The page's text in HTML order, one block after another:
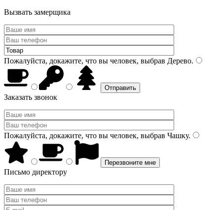
Вызвать замерщика
Пожалуйста, докажите, что вы человек, выбрав Дерево.
Заказать звонок
Пожалуйста, докажите, что вы человек, выбрав Чашку.
Письмо директору